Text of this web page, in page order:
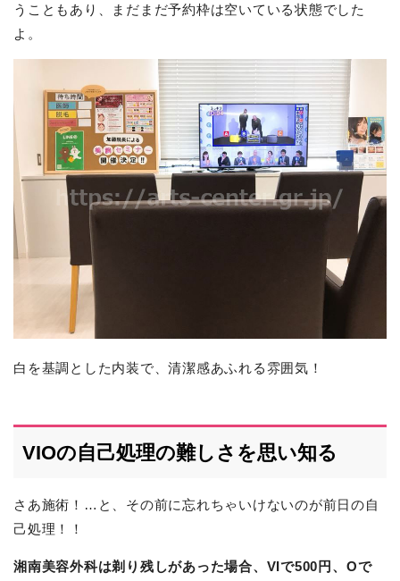
うこともあり、まだまだ予約枠は空いている状態でした
よ。
白を基調とした内装で、清潔感あふれる雰囲気！
VIOの自己処理の難しさを思い知る
さあ施術！…と、その前に忘れちゃいけないのが前日の自
己処理！！
湘南美容外科は剃り残しがあった場合、VIで500円、Oで